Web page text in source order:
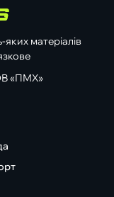
матеріалів
«ПМХ»